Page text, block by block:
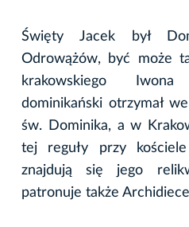
Święty Jacek był
Odrowążów, być może
krakowskiego
dominikański otrzymał
św. Dominika, a w
tej reguły przy
znajdują się jego
patronuje także